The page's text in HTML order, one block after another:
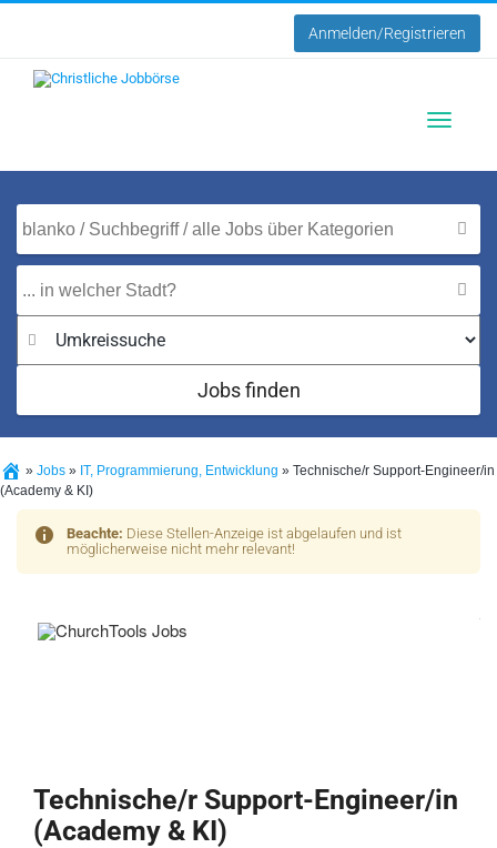
Anmelden/Registrieren
Jobs finden
» Jobs » IT, Programmierung, Entwicklung » Technische/r Support-Engineer/in
(Academy & KI)
Beachte: Diese Stellen-Anzeige ist abgelaufen und ist
möglicherweise nicht mehr relevant!
Technische/r Support-Engineer/in
(Academy & KI)